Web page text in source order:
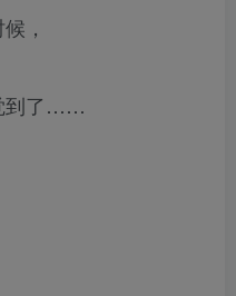
，
到了……